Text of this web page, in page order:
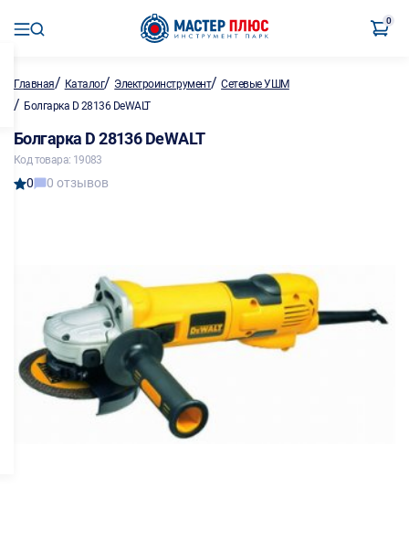
0
Главная/ Каталог/ Электроинструмент/Сетевые УШМ
/ Болгарка D 28136 DeWALT
Болгарка D 28136 DeWALT
Код товара: 19083
0 0 отзывов